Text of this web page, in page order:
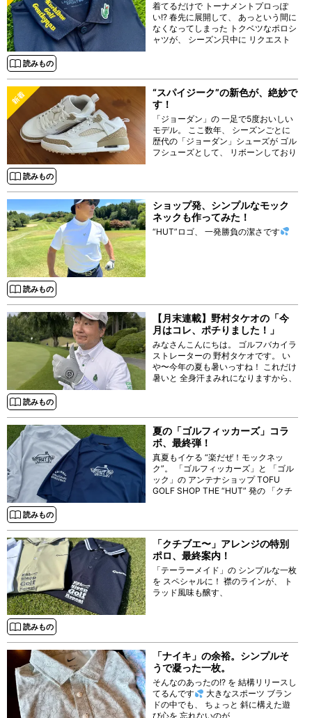
読みもの
着てるだけで トーナメントプロっぽ
い!? 春先に展開して、 あっという間に
なくなってしまった トクベツなポロシ
ャツが、 シーズン只中に リクエスト
読みもの
“スパイジーク”の新色が、絶妙で
す！
「ジョーダン」の 一足で5度おいしい
モデル。 ここ数年、 シーズンごとに
歴代の「ジョーダン」シューズが ゴル
フシューズとして、 リボーンしており
読みもの
ショップ発、シンプルなモック
ネックも作ってみた！
“HUT”ロゴ、 一発勝負の潔さです
読みもの
【月末連載】野村タケオの「今
月はコレ、ポチりました！」
みなさんこんにちは。 ゴルフバカイラ
ストレーターの 野村タケオです。 い
や〜今年の夏も暑いっすね！ これだけ
暑いと 全身汗まみれになりますから、
読みもの
夏の「ゴルフィッカーズ」コラ
ボ、最終弾！
真夏もイケる “楽だぜ！モックネッ
ク”。 「ゴルフィッカーズ」と 「ゴル
ック」の アンテナショップ TOFU
GOLF SHOP THE “HUT” 発の 「クチ
読みもの
「クチブエ〜」アレンジの特別
ポロ、最終案内！
「テーラーメイド」の シンプルな一枚
を スペシャルに！ 襟のラインが、 ト
ラッド風味も醸す、
「ナイキ」の余裕。シンプルそ
うで凝った一枚。
そんなのあったの!? を 結構リリースし
てるんです
大きなスポーツ ブラン
ドの中でも、 ちょっと 斜に構えた遊
び心を 忘れないのが